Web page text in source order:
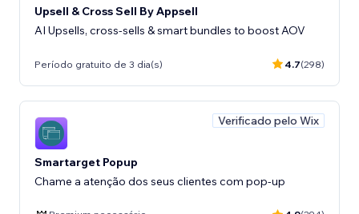
Upsell & Cross Sell By Appsell
AI Upsells, cross-sells & smart bundles to boost AOV
Período gratuito de 3 dia(s) 4.7(298)
Verificado pelo Wix
Smartarget Popup
Chame a atenção dos seus clientes com pop-up